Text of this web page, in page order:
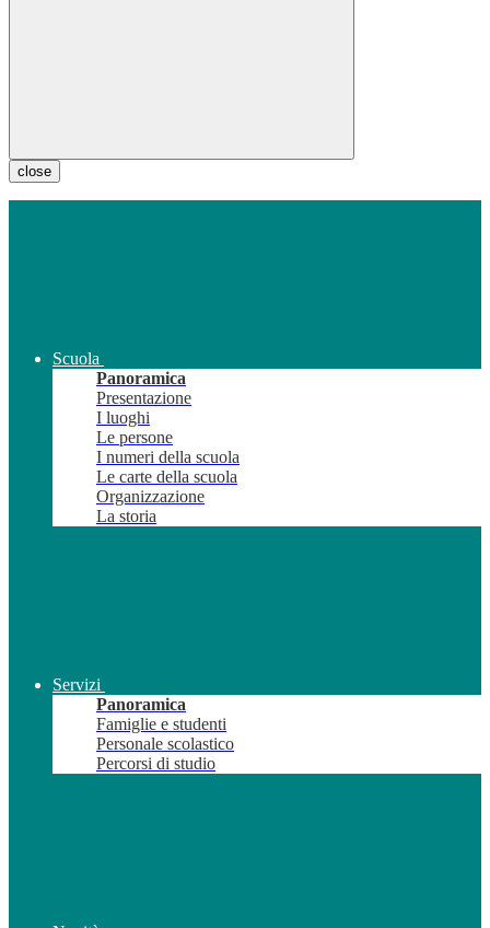
close
Scuola
Panoramica
Presentazione
I luoghi
Le persone
I numeri della scuola
Le carte della scuola
Organizzazione
La storia
Servizi
Panoramica
Famiglie e studenti
Personale scolastico
Percorsi di studio